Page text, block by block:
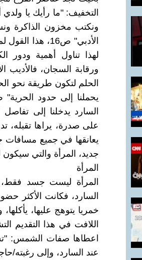
التخفيف: "ما رأيك يا
ونكتب مخزون الذاكرة
الأدبي" ص16،
لهذا تناول أهمية ودور
ورقابة السجان، فالأديب
الحلم لتكون طريقة
السارد يدخلنا إلى
على صدرة، يراها
جديد، المرأة والتي سيكون
المرأة
المرأة ليست جسد
السارد، فكانت الأكثر
اللافت في هذا التقديم
اعطاها صفات الشمس:
عند السارد، وإلى رغبته/